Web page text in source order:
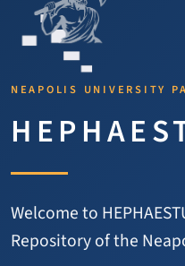
NEAPOLIS UNIVERSITY
Welcome to
Repository of the